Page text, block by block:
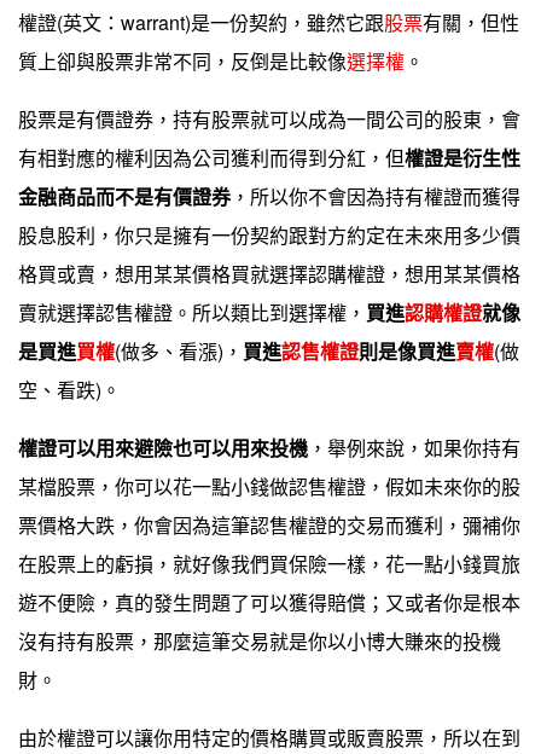
權證(英文：warrant)是一份契約，雖然它跟股票有關，但性
質上卻與股票非常不同，反倒是比較像選擇權 。
股票是有價證券，持有股票就可以成為一間公司的股東，會
有相對應的權利因為公司獲利而得到分紅，但權證是衍生性
金融商品而不是有價證券，所以你不會因為持有權證而獲得
股息股利，你只是擁有一份契約跟對方約定在未來用多少價
格買或賣，想用某某價格買就選擇認購權證，想用某某價格
賣就選擇認售權證。所以類比到選擇權， 買進認購權證就像
是買進買權(做多、看漲)， 買進認售權證則是像買進賣權(做
空、看跌)。
權證可以用來避險也可以用來投機 ，舉例來說，如果你持有
某檔股票，你可以花一點小錢做認售權證，假如未來你的股
票價格大跌，你會因為這筆認售權證的交易而獲利，彌補你
在股票上的虧損，就好像我們買保險一樣，花一點小錢買旅
遊不便險，真的發生問題了可以獲得賠償；又或者你是根本
沒有持有股票，那麼這筆交易就是你以小博大賺來的投機
財。
由於權證可以讓你用特定的價格購買或販賣股票，所以在到